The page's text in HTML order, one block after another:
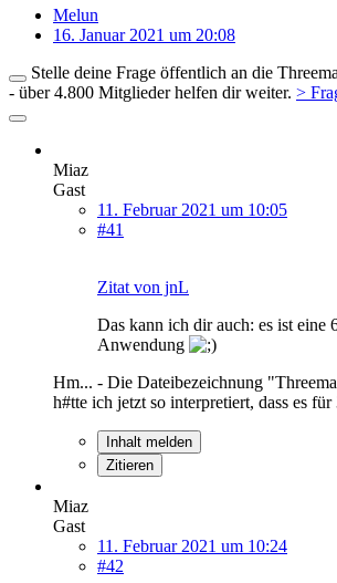
Melun
16. Januar 2021 um 20:08
Stelle deine Frage öffentlich an die
- über 4.800 Mitglieder helfen dir weiter. >
Miaz
Gast
11. Februar 2021 um 10:05
#41
Zitat von jnL
Das kann ich dir auch: es ist eine
Anwendung
Hm... - Die Dateibezeichnung
h#tte ich jetzt so interpretiert, dass es
Inhalt melden
Zitieren
Miaz
Gast
11. Februar 2021 um 10:24
#42